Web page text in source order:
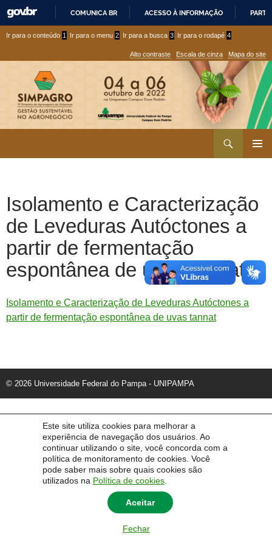
Este site utiliza cookies para melhorar a
experiência de navegação dos usuários. Ao
continuar utilizando o site, você concorda com a
política de monitoramento de cookies. Você
pode saber mais sobre quais cookies são
utilizados na Política de cookies
Aceitar
Fechar
PARA
CONTEÚDO
COMUNICA BR ACESSO À INFORMAÇÃO
conteúdo
menu
Ir para o conteúdo 1 Ir para o menu 2 Ir para a busca 3 Ir para o rodapé 4
Alto contraste Escala de cinza Mapa do site
Isolamento e Caracterização
de Leveduras Autóctones a
partir de fermentação
espontânea de uvas tannat
Isolamento e Caracterização de Leveduras Autóctones a
partir de fermentação espontânea de uvas tannat
© 2026 Universidade Federal do Pampa - UNIPAMPA